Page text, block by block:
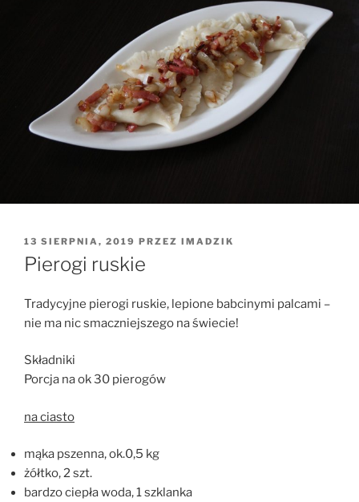
OPUBLIKOWANE
W
13 SIERPNIA, 2019 PRZEZ IMADZIK
Pierogi ruskie
Tradycyjne pierogi ruskie, lepione babcinymi palcami –
nie ma nic smaczniejszego na świecie!
Składniki
Porcja na ok 30 pierogów
na ciasto
mąka pszenna, ok.0,5 kg
żółtko, 2 szt.
bardzo ciepła woda, 1 szklanka